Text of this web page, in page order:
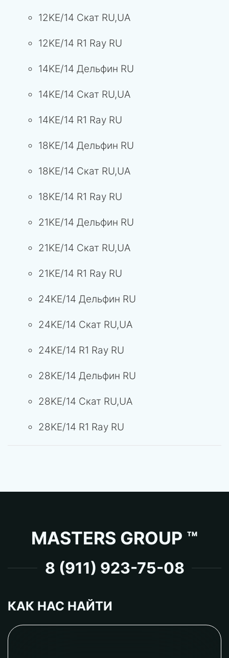
12KE/14 Скат RU,UA
12KE/14 R1 Ray RU
14KE/14 Дельфин RU
14KE/14 Скат RU,UA
14KE/14 R1 Ray RU
18KE/14 Дельфин RU
18KE/14 Скат RU,UA
18KE/14 R1 Ray RU
21KE/14 Дельфин RU
21KE/14 Скат RU,UA
21KE/14 R1 Ray RU
24KE/14 Дельфин RU
24KE/14 Скат RU,UA
24KE/14 R1 Ray RU
28KE/14 Дельфин RU
28KE/14 Скат RU,UA
28KE/14 R1 Ray RU
MASTERS GROUP ™
8 (911) 923-75-08
КАК НАС НАЙТИ